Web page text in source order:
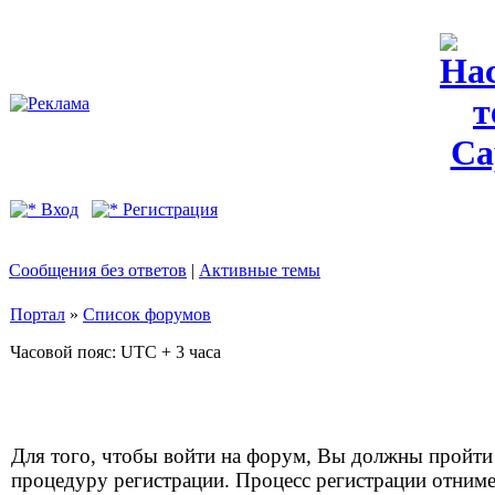
Вход Регистрация
Сообщения без ответов | Активные темы
Портал » Список форумов
Часовой пояс: UTC + 3 часа
Для того, чтобы войти на форум, Вы должны пройти
процедуру регистрации. Процесс регистрации